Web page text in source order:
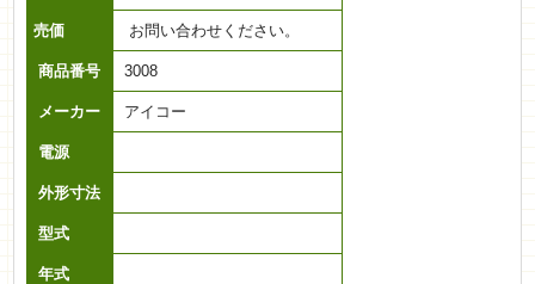
売価 お問い合わせください。
商品番号 3008
メーカー アイコー
電源
外形寸法
型式
年式